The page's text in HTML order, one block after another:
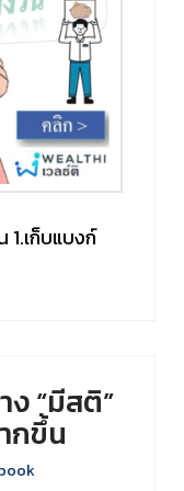
1.เก็บแบงก์
ง “มีสติ”
กขึ้น